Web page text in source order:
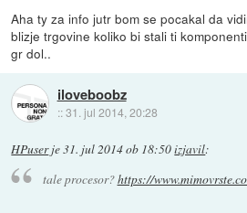
Aha ty za info jutr bom se pocakal da
blizje trgovine koliko bi stali ti
gr dol..
iloveboobz
::31. jul 2014, 20:28
HPuserje31. jul 2014 ob 18:50izjavil:
tale procesor?https://